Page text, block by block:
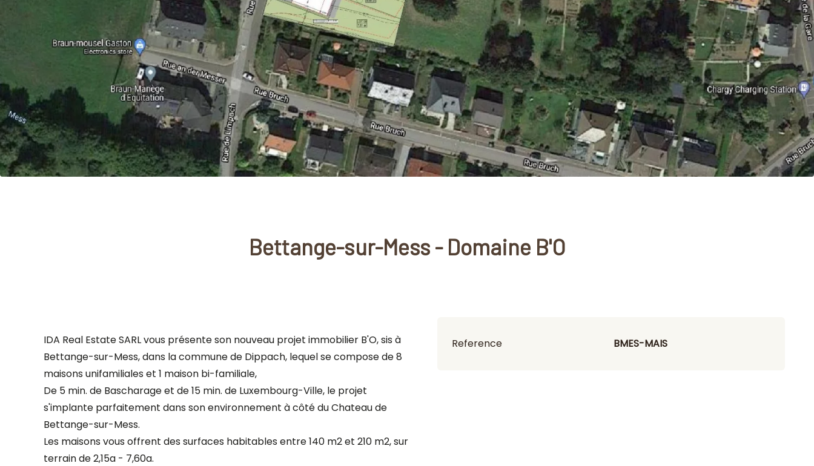
Bettange-sur-Mess - Domaine B'O
IDA Real Estate SARL vous présente son nouveau projet immobilier B'O, sis à
Bettange-sur-Mess, dans la commune de Dippach, lequel se compose de 8
maisons unifamiliales et 1 maison bi-familiale,
De 5 min. de Bascharage et de 15 min. de Luxembourg-Ville, le projet
s'implante parfaitement dans son environnement à côté du Chateau de
Bettange-sur-Mess.
Les maisons vous offrent des surfaces habitables entre 140 m2 et 210 m2, sur
terrain de 2,15a - 7,60a.
Reference BMES-MAIS